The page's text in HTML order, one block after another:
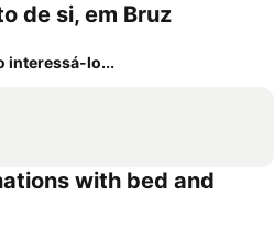
de si, em Bruz
interessá-lo...
with bed and